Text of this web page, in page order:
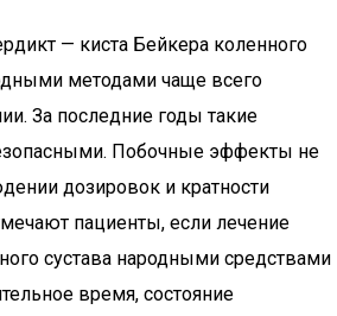
— киста Бейкера коленного
методами чаще всего
За последние годы такие
Побочные эффекты не
дозировок и кратности
пациенты, если лечение
сустава народными средствами
время, состояние